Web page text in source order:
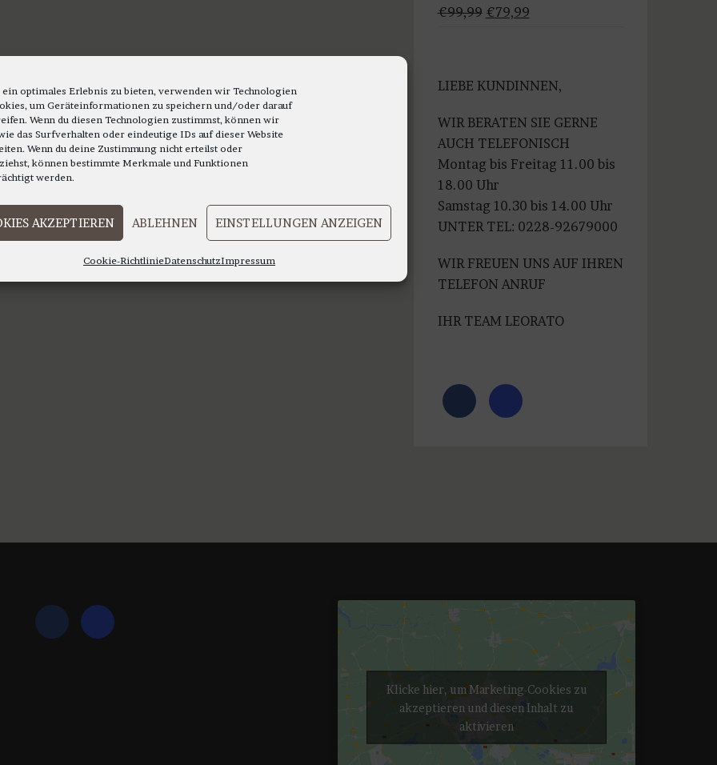
optimales Erlebnis zu bieten, verwenden wir Technologien
um Geräteinformationen zu speichern und/oder darauf
Wenn du diesen Technologien zustimmst, können wir
das Surfverhalten oder eindeutige IDs auf dieser Website
Wenn du deine Zustimmung nicht erteilst oder
können bestimmte Merkmale und Funktionen
werden.
AKZEPTIEREN ABLEHNEN EINSTELLUNGEN ANZEIGEN
Cookie-RichtlinieDatenschutzImpressum
€99,99 Ursprünglicher
€79,99Aktueller
LIEBE KUNDINNEN,
WIR BERATEN SIE GERNE
AUCH TELEFONISCH
Montag bis Freitag 11.00 bis
18.00 Uhr
Samstag 10.30 bis 14.00 Uhr
UNTER TEL: 0228-92679000
WIR FREUEN UNS AUF IHREN
TELEFON ANRUF
IHR TEAM LEORATO
Klicke hier, um Marketing-Cookies zu
akzeptieren und diesen Inhalt zu
aktivieren